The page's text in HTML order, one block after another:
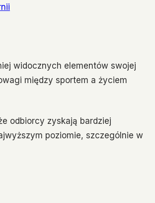
widocznych elementów swojej
między sportem a życiem
odbiorcy zyskają bardziej
poziomie, szczególnie w